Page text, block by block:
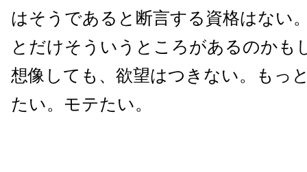
はそうであると断言する資格はない
とだけそういうところがあるのかも
想像しても、欲望はつきない。もっ
たい。モテたい。